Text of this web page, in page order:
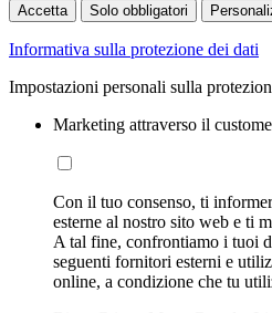
Accetta Solo obbligatori
Informativa sulla protezione dei dati
Impostazioni personali sulla
Marketing attraverso il
Con il tuo consenso, ti
esterne al nostro sito web e ti
A tal fine, confrontiamo i tuoi
seguenti fornitori esterni e
online, a condizione che tu